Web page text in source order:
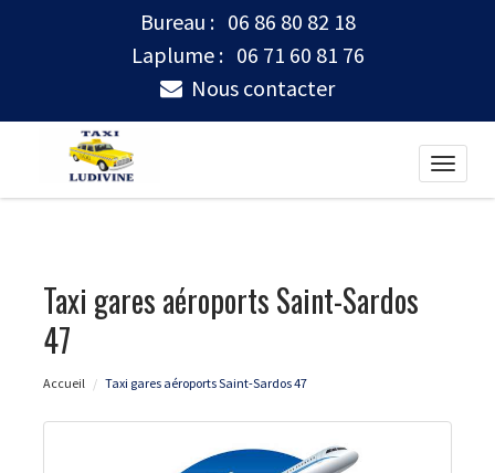
Bureau : 06 86 80 82 18
Laplume : 06 71 60 81 76
Nous contacter
Toggle
Taxi gares aéroports Saint-Sardos
47
Accueil Taxi gares aéroports Saint-Sardos 47